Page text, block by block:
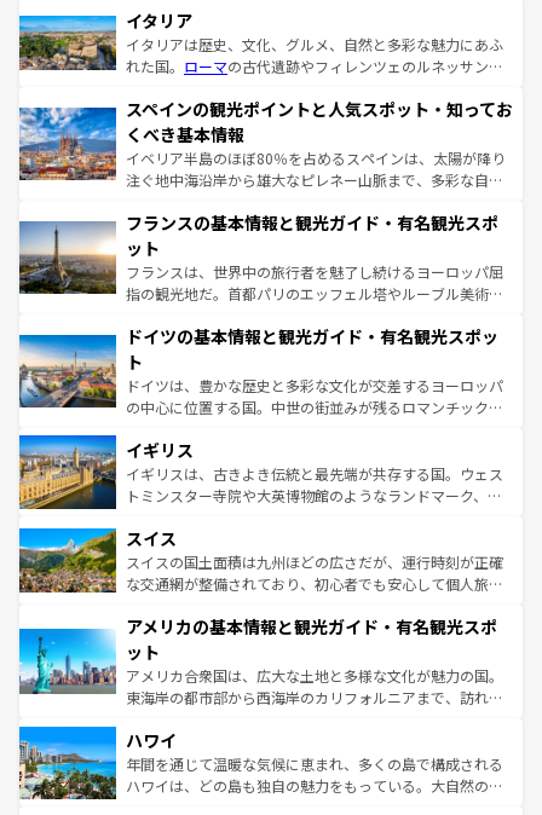
イタリア
イタリアは歴史、文化、グルメ、自然と多彩な魅力にあふ
れた国。 ローマの古代遺跡やフィレンツェのルネッサンス
ろん、トスカーナの美しい田園風景やアマルフィ海岸の絶
景など、自然景観も見逃せない。観光の合間には、本場の
ピザやパスタなど、絶品のイタリア料理を堪能することも
できる。朝目覚めてから夜眠るまで、すべての瞬間を楽し
なお、新着のイタリア情報はコンテンツ一覧を参照してほ
しい。
スペインの観光ポイントと人気スポット・知ってお
くべき基本情報
イベリア半島のほぼ80％を占めるスペインは、太陽が降り
注ぐ地中海沿岸から雄大なピレネー山脈まで、多彩な自然
文化が根付くこの国では、情熱的なフラメンコ、熱気あふ
れる闘牛、そして美味しいタパスが生活の一部となってい
る。首都マドリードの洗練された雰囲気や、バルセロナの
アートに溢れた街角から、地方では古代ローマ遺跡や中世
せる。地方によって風土や気候が異なるスペインはその個
ンテンツ一覧 を参照してほしい。
フランスの基本情報と観光ガイド・有名観光スポ
ット
フランスは、世界中の旅行者を魅了し続けるヨーロッパ屈
指の観光地だ。首都パリのエッフェル塔やルーブル美術館
で、幅広い魅力が詰まっている。華麗な宮殿、歴史的な大
聖堂、美しいビーチ、そして豊かな自然が、訪れる者を心
から魅了する。また、フランスは美食の国としても知ら
れ、フランス料理はユネスコ無形文化遺産にも登録されて
香り高いラベンダー畑など、多彩な楽しみ方が可能だ。さ
らに、パリ以外の地域にも魅力が溢れており、どの街角に
も豊かな歴史と文化が息づいている。パリ以外の個性あふ
を参照してほしい。
ドイツの基本情報と観光ガイド・有名観光スポッ
ト
ドイツは、豊かな歴史と多彩な文化が交差するヨーロッパ
の中心に位置する国。中世の街並みが残るロマンチック街
顔を持つこの国は、どこを歩いても飽きることがない。ベ
ルリンの文化的活気、バイエルン州のアルプスの絶景、そ
してライン川沿いのワイン畑といった風景は必見。ビール
は、お酒好きな人にはぜひ体験してほしい。 なお、新着の
ドイツ情報はコンテンツ一覧を参照してほしい。
イギリス
イギリスは、古きよき伝統と最先端が共存する国。ウェス
トミンスター寺院や大英博物館のようなランドマーク、歴
リアごとに異なる魅力がある。また、優雅なアフタヌーン
ティー、ビール好きにはたまらない英国パブ、サッカー観
戦など、本場だからこそできる体験も豊富。イギリスを旅
ンツ一覧を参照してほしい。
スイス
スイスの国土面積は九州ほどの広さだが、運行時刻が正確
な交通網が整備されており、初心者でも安心して個人旅行
の建物がそのまま残る町や、スイスならではのユニークな
博物館もあり、アルプス観光だけでなく町歩きも満喫する
ことができる。国民の所得が高いため物価も高いが、旅行
者向けの交通パス提供のサービスもあり、うまく活用すれ
着のスイス情報は
アメリカの基本情報と観光ガイド・有名観光スポ
ット
アメリカ合衆国は、広大な土地と多様な文化が魅力の国。
東海岸の都市部から西海岸のカリフォルニアまで、訪れる
のような巨大都市は、観光、ショッピング、エンターテイ
ンメントが詰まった刺激的なスポットだ。一方、アメリカ
西部には大自然が広がり、グランドキャニオンやイエロー
ハワイ
年間を通じて温暖な気候に恵まれ、多くの島で構成される
ハワイは、どの島も独自の魅力をもっている。大自然の神